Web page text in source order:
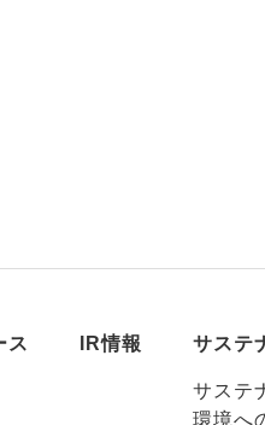
ス IR情報 サステ
サステ
環境へ